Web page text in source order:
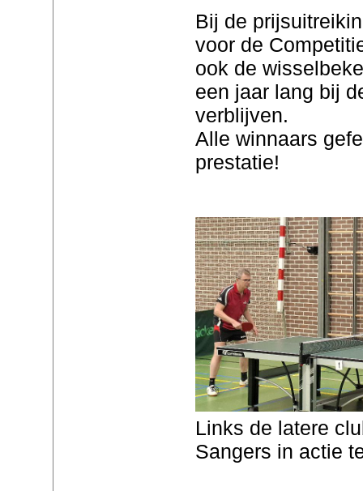
Bij de
voor de
ook de
een jaar lang bij
verblijven.
Alle winnaars
prestatie!
Links de latere
Sangers in actie